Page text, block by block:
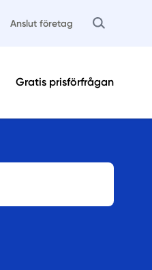
Anslut företag
Gratis prisförfrågan